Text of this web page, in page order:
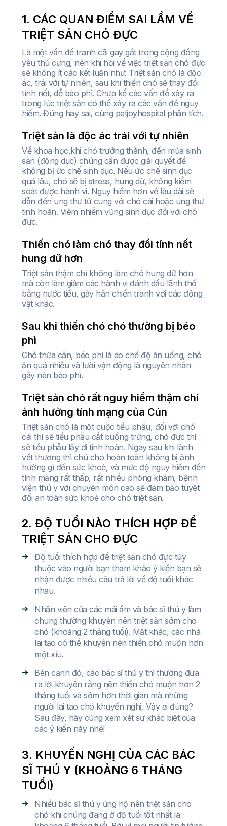
1. CÁC QUAN ĐIỂM SAI LẦM VỀ
TRIỆT SẢN CHÓ ĐỰC
Là một vấn đề tranh cãi gay gắt trong cộng đồng
yêu thú cưng, nên khi hỏi về việc triệt sản chó đực
sẽ không ít các kết luận như: Triệt sản chó là độc
ác, trái với tự nhiên, sau khi thiến chó sẽ thay đổi
tính nết, dễ béo phì. Chưa kể các vấn đề xảy ra
trong lúc triệt sản có thể xảy ra các vấn đề nguy
hiểm. Đúng hay sai, cùng petjoyhospital phân tích.
Triệt sản là độc ác trái với tự nhiên
Về khoa học,khi chó trưởng thành, đến mùa sinh
sản (động dục) chúng cần được giải quyết để
không bị ức chế sinh dục. Nếu ức chế sinh dục
quá lâu, chó sẽ bị stress, hung dữ, không kiểm
soát được hành vi. Nguy hiểm hơn về lâu dài sẽ
dẫn đến ung thư tử cung với chó cái hoặc ung thư
tinh hoàn. Viêm nhiễm vùng sinh dục đối với chó
đực.
Thiến chó làm chó thay đổi tính nết
hung dữ hơn
Triệt sản thậm chí không làm chó hung dữ hơn
mà còn làm giảm các hành vi đánh dấu lãnh thổ
bằng nước tiểu, gây hấn chiến tranh với các động
vật khác.
Sau khi thiến chó chó thường bị béo
phì
Chó thừa cân, béo phì là do chế độ ăn uống, chó
ăn quá nhiều và lười vận động là nguyên nhân
gây nên béo phì.
Triệt sản chó rất nguy hiểm thậm chí
ảnh hưởng tính mạng của Cún
Triệt sản chó là một cuộc tiểu phẫu, đối với chó
cái thì sẽ tiểu phẫu cắt buồng trứng, chó đực thì
sẽ tiểu phẫu lấy đi tinh hoàn. Ngay sau khi lành
vết thương thì chú chó hoàn toàn không bị ảnh
hưởng gì đến sức khoẻ, và mức độ nguy hiểm đến
tính mạng rất thấp, rất nhiều phòng khám, bệnh
viện thú y với chuyên môn cao sẽ đảm bảo tuyệt
đối an toàn sức khoẻ cho chó triệt sản.
2. ĐỘ TUỔI NÀO THÍCH HỢP ĐỂ
TRIỆT SẢN CHO ĐỰC
Độ tuổi thích hợp để triệt sản chó đực tùy
thuộc vào người bạn tham khảo ý kiến bạn sẽ
nhận được nhiều câu trả lời về độ tuổi khác
nhau.
Nhân viên của các mái ấm và bác sĩ thú y làm
chung thường khuyên nên triệt sản sớm cho
chó (khoảng 2 tháng tuổi). Mặt khác, các nhà
lai tạo có thể khuyên nên thiến chó muộn hơn
một xíu.
Bên cạnh đó, các bác sĩ thú y thì thường đưa
ra lời khuyên rằng nên thiến chó muộn hơn 2
tháng tuổi và sớm hơn thời gian mà những
người lai tạo chó khuyến nghị. Vậy ai đúng?
Sau đây, hãy cùng xem xét sự khác biệt của
các ý kiến này nhé!
3. KHUYẾN NGHỊ CỦA CÁC BÁC
SĨ THÚ Y (KHOẢNG 6 THÁNG
TUỔI)
Nhiều bác sĩ thú y ủng hộ nên triệt sản cho
chó khi chúng đang ở độ tuổi tốt nhất là